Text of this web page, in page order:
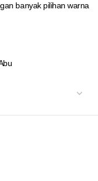
banyak pilihan warna